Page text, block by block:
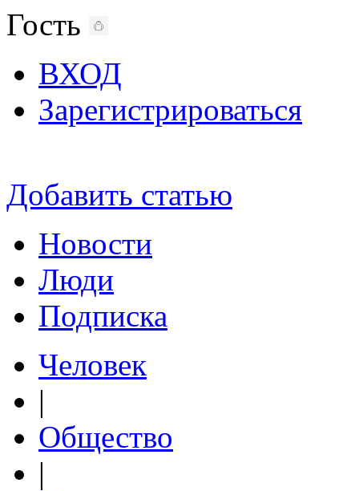
Гость
ВХОД
Зарегистрироваться
Добавить статью
Новости
Люди
Подписка
Человек
|
Общество
|